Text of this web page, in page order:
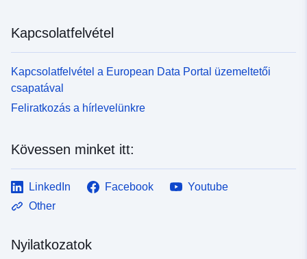
Kapcsolatfelvétel
Kapcsolatfelvétel a European Data Portal üzemeltetői
csapatával
Feliratkozás a hírlevelünkre
Kövessen minket itt:
LinkedIn Facebook
Youtube
Other
Nyilatkozatok